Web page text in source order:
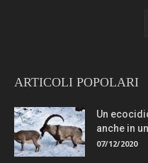
ARTICOLI POPOLARI
Un
anche in
07/12/2020